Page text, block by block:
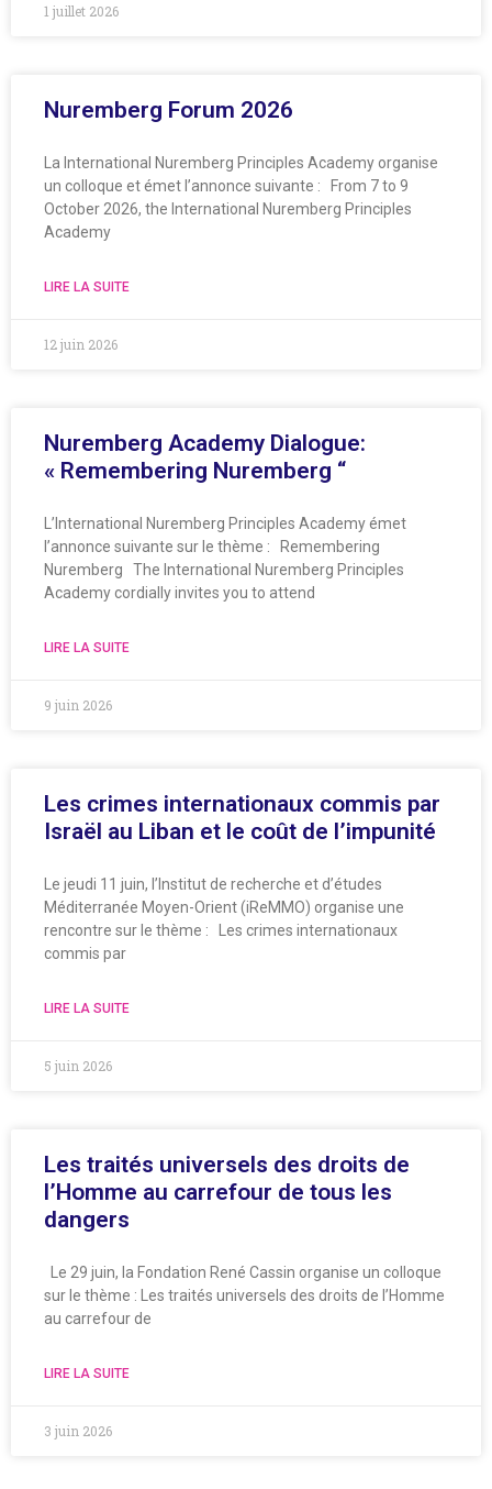
1 juillet 2026
Nuremberg Forum 2026
La International Nuremberg Principles Academy organise
un colloque et émet l’annonce suivante : From 7 to 9
October 2026, the International Nuremberg Principles
Academy
LIRE LA SUITE
12 juin 2026
Nuremberg Academy Dialogue:
« Remembering Nuremberg “
L’International Nuremberg Principles Academy émet
l’annonce suivante sur le thème : Remembering
Nuremberg The International Nuremberg Principles
Academy cordially invites you to attend
LIRE LA SUITE
9 juin 2026
Les crimes internationaux commis par
Israël au Liban et le coût de l’impunité
Le jeudi 11 juin, l’Institut de recherche et d’études
Méditerranée Moyen-Orient (iReMMO) organise une
rencontre sur le thème : Les crimes internationaux
commis par
LIRE LA SUITE
5 juin 2026
Les traités universels des droits de
l’Homme au carrefour de tous les
dangers
Le 29 juin, la Fondation René Cassin organise un colloque
sur le thème : Les traités universels des droits de l’Homme
au carrefour de
LIRE LA SUITE
3 juin 2026